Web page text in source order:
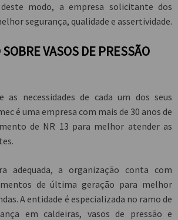
modo, a empresa solicitante dos
segurança, qualidade e assertividade.
as necessidades de cada um dos seus
é uma empresa com mais de 30 anos de
de NR 13 para melhor atender as
adequada, a organização conta com
de última geração para melhor
A entidade é especializada no ramo de
em caldeiras, vasos de pressão e